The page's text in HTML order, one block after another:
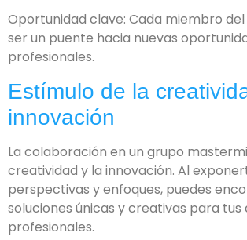
Oportunidad clave: Cada miembro
ser un puente hacia nuevas
profesionales.
Estímulo de la
innovación
La colaboración en un grupo
creatividad y la innovación. Al
perspectivas y enfoques, puedes
soluciones únicas y creativas para tus
profesionales.